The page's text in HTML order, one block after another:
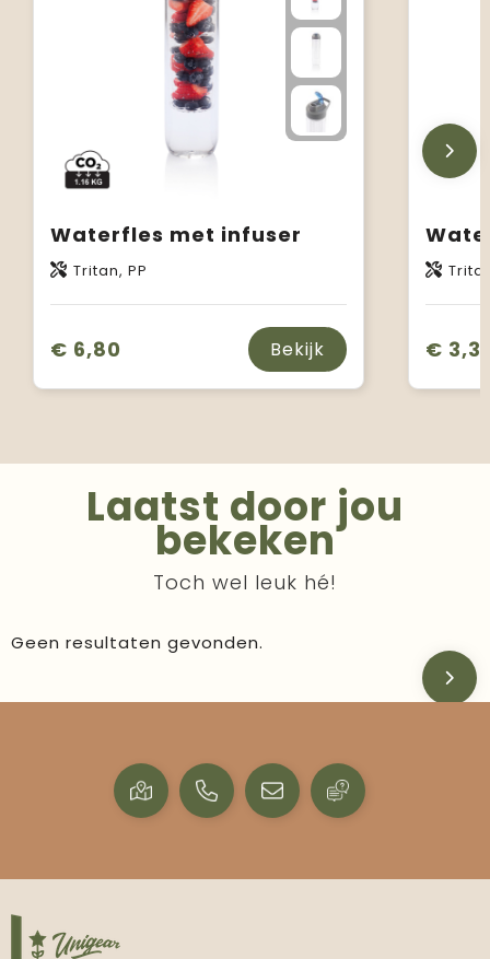
Waterfles met infuser
Tritan, PP
€ 6,80 Bekijk €
Laatst door jou
bekeken
Toch wel leuk hé!
Geen resultaten gevonden.